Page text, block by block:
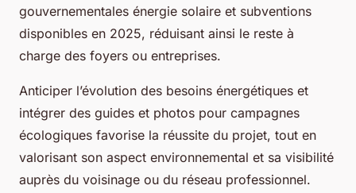
gouvernementales énergie solaire et subventions
disponibles en 2025, réduisant ainsi le reste à
charge des foyers ou entreprises.
Anticiper l’évolution des besoins énergétiques et
intégrer des guides et photos pour campagnes
écologiques favorise la réussite du projet, tout en
valorisant son aspect environnemental et sa visibilité
auprès du voisinage ou du réseau professionnel.